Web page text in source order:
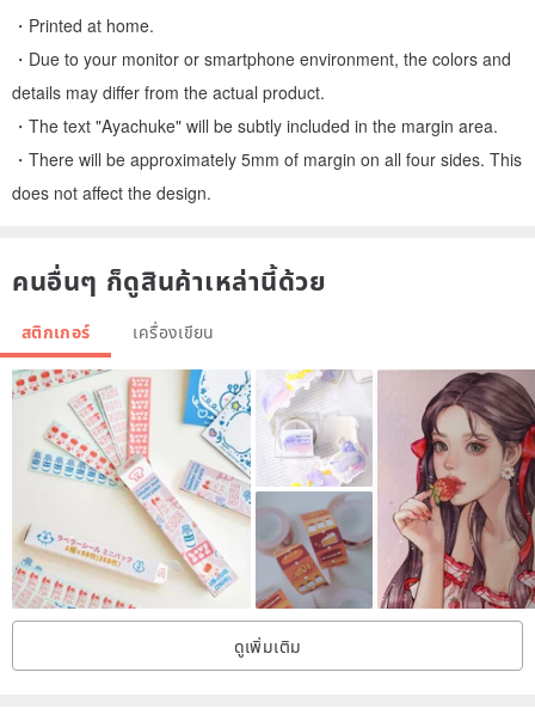
・Printed at home.
・Due to your monitor or smartphone environment, the colors and
details may differ from the actual product.
・The text "Ayachuke" will be subtly included in the margin area.
・There will be approximately 5mm of margin on all four sides. This
does not affect the design.
คนอื่นๆ ก็ดูสินค้าเหล่านี้ด้วย
สติกเกอร์ เครื่องเขียน
ดูเพิ่มเติม